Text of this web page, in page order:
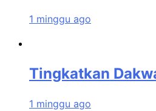
1 minggu ago
Tingkatkan
1 minggu ago